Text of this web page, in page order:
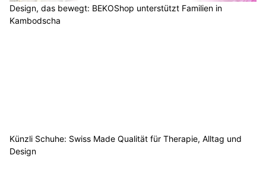
Design, das bewegt: BEKOShop unterstützt Familien in
Kambodscha
Künzli Schuhe: Swiss Made Qualität für Therapie, Alltag und
Design